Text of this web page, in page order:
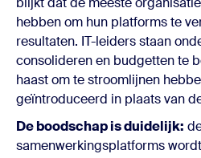
hebben om hun platforms te
resultaten. IT-leiders staan
consolideren en budgetten te
haast om te stroomlijnen
geïntroduceerd in plaats van
De boodschap is duidelijk:
samenwerkingsplatforms